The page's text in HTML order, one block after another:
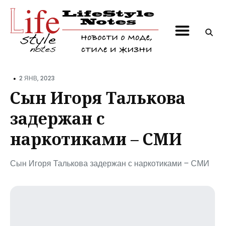
Поиск
• 2 ЯНВ, 2023
Сын Игоря Талькова
задержан с
наркотиками – СМИ
Сын Игоря Талькова задержан с наркотиками – СМИ